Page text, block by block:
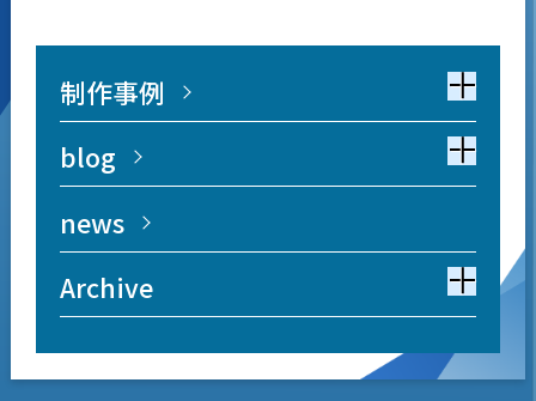
制作事例
blog
news
Archive